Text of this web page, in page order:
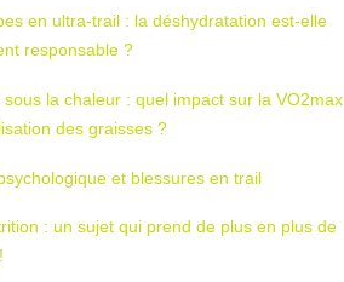
en ultra-trail : la déshydratation est-elle
responsable ?
sous la chaleur : quel impact sur la VO2max
des graisses ?
et blessures en trail
: un sujet qui prend de plus en plus de